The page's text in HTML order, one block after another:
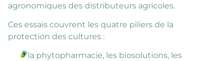
agronomiques des distributeurs agricoles.
Ces essais couvrent les quatre piliers de la
protection des cultures :
la phytopharmacie, les biosolutions, les